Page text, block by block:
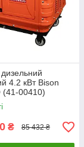
4.2 кВт Bison
(41-00410)
₴ 85 432 ₴